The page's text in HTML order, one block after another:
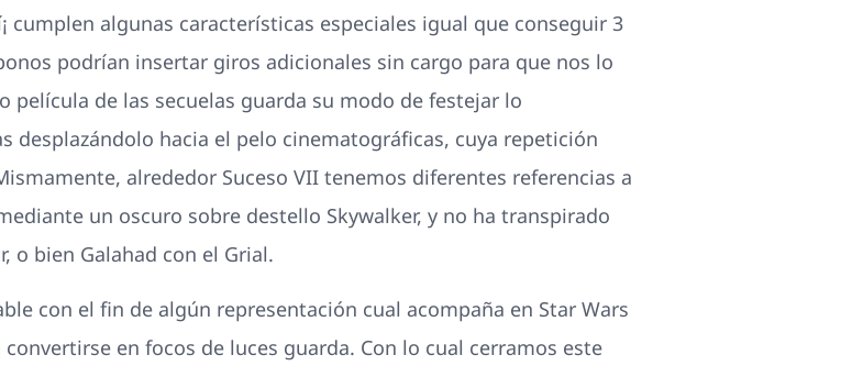
cumplen algunas características especiales igual que conseguir 3
podrían insertar giros adicionales sin cargo para que nos lo
de las secuelas guarda su modo de festejar lo
desplazándolo hacia el pelo cinematográficas, cuya repetición
alrededor Suceso VII tenemos diferentes referencias a
un oscuro sobre destello Skywalker, y no ha transpirado
o bien Galahad con el Grial.
con el fin de algún representación cual acompaña en Star Wars
en focos de luces guarda. Con lo cual cerramos este